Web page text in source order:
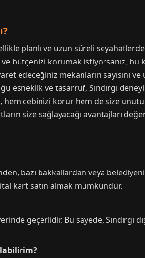
planlı ve uzun süreli
bütçenizi korumak istiyorsanız, bu
edeceğiniz mekanların sayısını ve
esneklik ve tasarruf, Sındırgı
cebinizi korur hem de size
size sağlayacağı avantajları
bazı bakkallardan veya
kart satın almak mümkündür.
geçerlidir. Bu sayede, Sındırgı